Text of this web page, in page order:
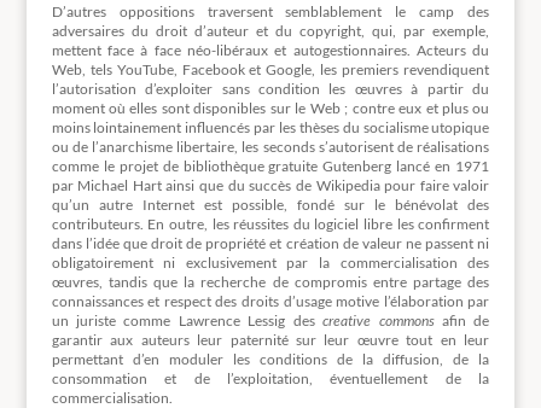
D’autres oppositions traversent semblablement le camp des
adversaires du droit d’auteur et du copyright, qui, par exemple,
mettent face à face néo-libéraux et autogestionnaires. Acteurs du
Web, tels YouTube, Facebook et Google, les premiers revendiquent
l’autorisation d’exploiter sans condition les œuvres à partir du
moment où elles sont disponibles sur le Web ; contre eux et plus ou
moins lointainement influencés par les thèses du socialisme utopique
ou de l’anarchisme libertaire, les seconds s’autorisent de réalisations
comme le projet de bibliothèque gratuite Gutenberg lancé en 1971
par Michael Hart ainsi que du succès de Wikipedia pour faire valoir
qu’un autre Internet est possible, fondé sur le bénévolat des
contributeurs. En outre, les réussites du logiciel libre les confirment
dans l’idée que droit de propriété et création de valeur ne passent ni
obligatoirement ni exclusivement par la commercialisation des
œuvres, tandis que la recherche de compromis entre partage des
connaissances et respect des droits d’usage motive l’élaboration par
un juriste comme Lawrence Lessig descreative commonsafin de
garantir aux auteurs leur paternité sur leur œuvre tout en leur
permettant d’en moduler les conditions de la diffusion, de la
consommation et de l’exploitation, éventuellement de la
commercialisation.